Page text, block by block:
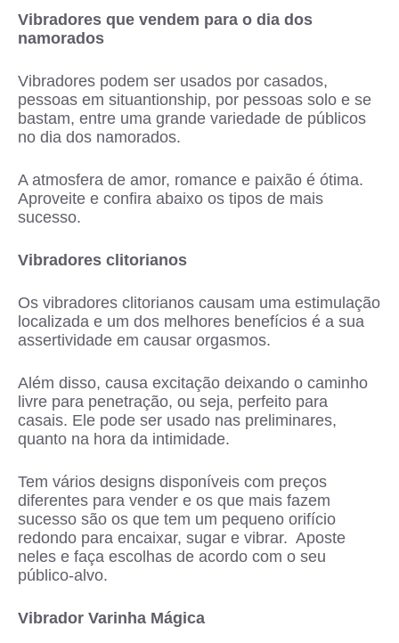
Vibradores que vendem para o dia dos
namorados
Vibradores podem ser usados por casados,
pessoas em situantionship, por pessoas solo e se
bastam, entre uma grande variedade de públicos
no dia dos namorados.
A atmosfera de amor, romance e paixão é ótima.
Aproveite e confira abaixo os tipos de mais
sucesso.
Vibradores clitorianos
Os vibradores clitorianos causam uma estimulação
localizada e um dos melhores benefícios é a sua
assertividade em causar orgasmos.
Além disso, causa excitação deixando o caminho
livre para penetração, ou seja, perfeito para
casais. Ele pode ser usado nas preliminares,
quanto na hora da intimidade.
Tem vários designs disponíveis com preços
diferentes para vender e os que mais fazem
sucesso são os que tem um pequeno orifício
redondo para encaixar, sugar e vibrar. Aposte
neles e faça escolhas de acordo com o seu
público-alvo.
Vibrador Varinha Mágica